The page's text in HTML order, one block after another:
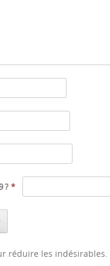
? *
réduire les indésirables.